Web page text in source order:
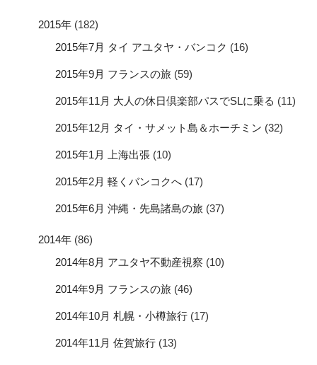
2015年 (182)
2015年7月 タイ アユタヤ・バンコク (16)
2015年9月 フランスの旅 (59)
2015年11月 大人の休日倶楽部パスでSLに乗る (11)
2015年12月 タイ・サメット島＆ホーチミン (32)
2015年1月 上海出張 (10)
2015年2月 軽くバンコクへ (17)
2015年6月 沖縄・先島諸島の旅 (37)
2014年 (86)
2014年8月 アユタヤ不動産視察 (10)
2014年9月 フランスの旅 (46)
2014年10月 札幌・小樽旅行 (17)
2014年11月 佐賀旅行 (13)